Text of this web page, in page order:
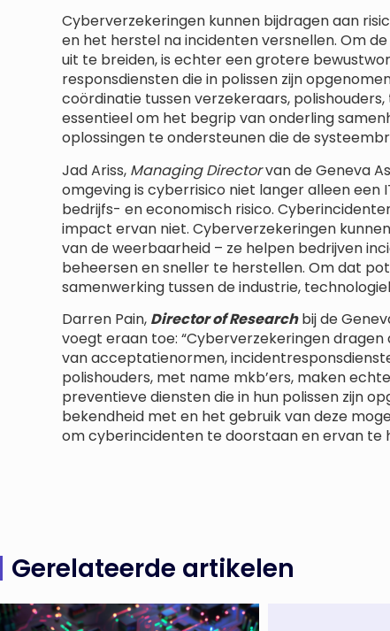
Cyberverzekeringen kunnen bijdragen aan
en het herstel na incidenten versnellen. Om
uit te breiden, is echter een grotere
responsdiensten die in polissen zijn
coördinatie tussen verzekeraars,
essentieel om het begrip van onderling
oplossingen te ondersteunen die de
Jad Ariss, Managing Directorvan de Geneva
omgeving is cyberrisico niet langer alleen
bedrijfs- en economisch risico.
impact ervan niet. Cyberverzekeringen
van de weerbaarheid – ze helpen bedrijven
beheersen en sneller te herstellen. Om dat
samenwerking tussen de industrie,
Darren Pain, Director of Researchbij de
voegt eraan toe: “Cyberverzekeringen
van acceptatienormen,
polishouders, met name mkb’ers, maken
preventieve diensten die in hun polissen zijn
bekendheid met en het gebruik van deze
om cyberincidenten te doorstaan ​​en ervan te
Gerelateerde artikelen